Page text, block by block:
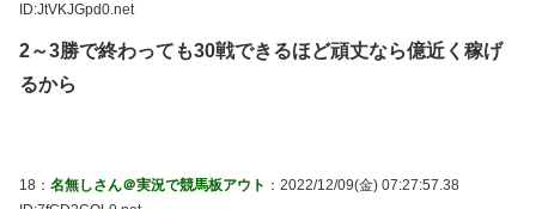
ID:JtVKJGpd0.net
2～3勝で終わっても30戦できるほど頑丈なら億近く稼げ
るから
18： 名無しさん＠実況で競馬板アウト ：2022/12/09(金) 07:27:57.38